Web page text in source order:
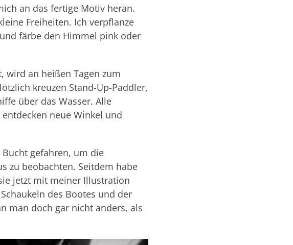
an das fertige Motiv heran.
Freiheiten. Ich verpflanze
färbe den Himmel pink oder
wird an heißen Tagen zum
kreuzen Stand-Up-Paddler,
über das Wasser. Alle
neue Winkel und
gefahren, um die
zu beobachten. Seitdem habe
jetzt mit meiner Illustration
des Bootes und der
man doch gar nicht anders, als